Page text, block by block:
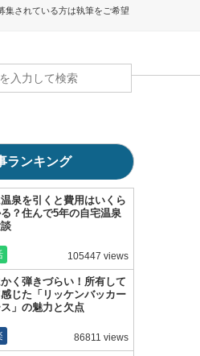
集されている方は執筆をご希望
ランキング
泉を引くと費用はいくら
？住んで5年の自宅温泉
105447 views
く弾きづらい！所有して
じた「リッケンバッカー
」の魅力と欠点
86811 views